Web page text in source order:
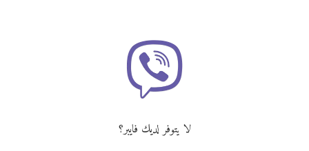
لا يتوفر لديك فايبر؟